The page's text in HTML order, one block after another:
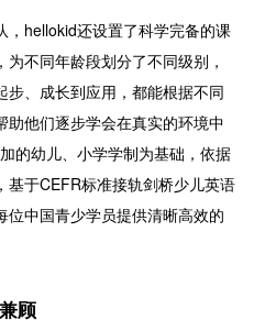
hellokid还设置了科学完备的课
不同年龄段划分了不同级别，
步、成长到应用，都能根据不同
他们逐步学会在真实的环境中
的幼儿、小学学制为基础，依据
于CEFR标准接轨剑桥少儿英语
位中国青少学员提供清晰高效的
顾